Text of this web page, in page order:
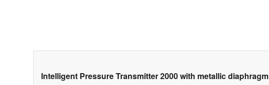
Intelligent Pressure Transmitter 2000 with metallic diaphragm